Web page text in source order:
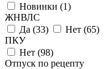
Новинки (1)
ЖНВЛС
Да (33) Нет (65)
ПКУ
Нет (98)
Отпуск по рецепту